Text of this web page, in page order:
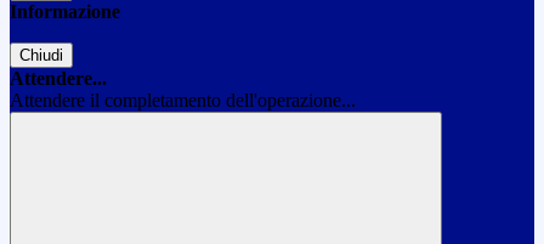
Informazione
Chiudi
Attendere...
Attendere il completamento dell'operazione...